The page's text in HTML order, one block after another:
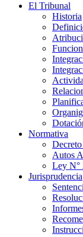
El Tribunal
Historia
Normativa
Autos
Ley N°
Jurisprudencia